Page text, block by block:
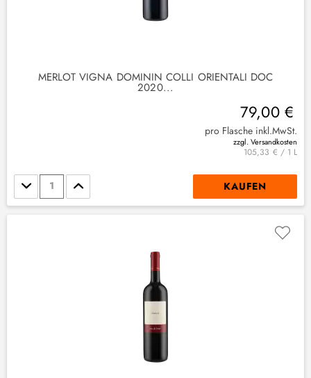
MERLOT VIGNA DOMININ COLLI ORIENTALI DOC
2020...
79,00 €
pro Flasche inkl.MwSt.
zzgl. Versandkosten
105,33 € / 1 L
Stückzahl KAUFEN